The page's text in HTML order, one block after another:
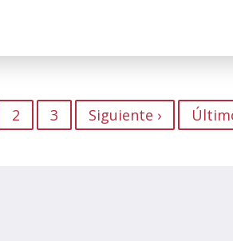
2 3
Siguiente
página
Siguiente ›